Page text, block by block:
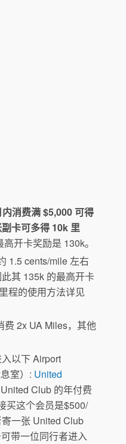
消费满 $5,000 可得
卡可多得 10k 里
高开卡奖励是 130k。
1.5 cents/mile 左右
其 135k 的最高开卡
程的使用方法详见
费 2x UA Miles，其他
以下 Airport
室）: United
Club 的年付费
买这个会员是$500/
一张 United Club
带一位同行者进入